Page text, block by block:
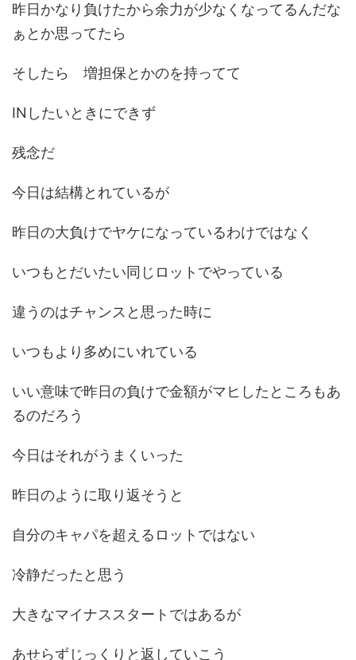
昨日かなり負けたから余力が少なくなってるんだな
ぁとか思ってたら
そしたら 増担保とかのを持ってて
INしたいときにできず
残念だ
今日は結構とれているが
昨日の大負けでヤケになっているわけではなく
いつもとだいたい同じロットでやっている
違うのはチャンスと思った時に
いつもより多めにいれている
いい意味で昨日の負けで金額がマヒしたところもあ
るのだろう
今日はそれがうまくいった
昨日のように取り返そうと
自分のキャパを超えるロットではない
冷静だったと思う
大きなマイナススタートではあるが
あせらずじっくりと返していこう